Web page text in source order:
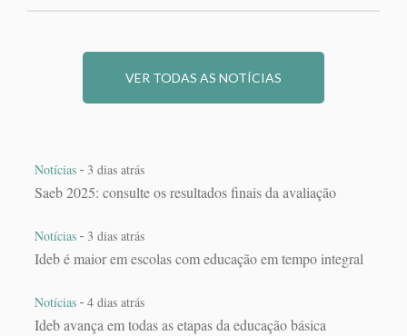
VER TODAS AS NOTÍCIAS
Notícias - 3 dias atrás
Saeb 2025: consulte os resultados finais da avaliação
Notícias - 3 dias atrás
Ideb é maior em escolas com educação em tempo integral
Notícias - 4 dias atrás
Ideb avança em todas as etapas da educação básica